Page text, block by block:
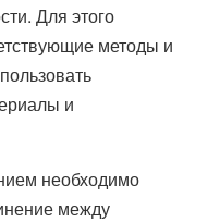
Для этого
методы и
и
необходимо
между